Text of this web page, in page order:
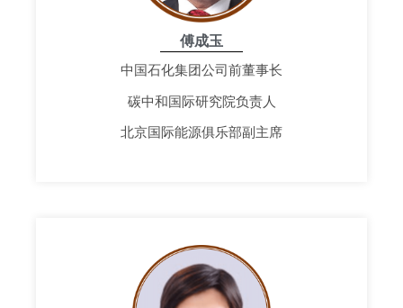
傅成玉
中国石化集团公司前董事长
碳中和国际研究院负责人
北京国际能源俱乐部副主席